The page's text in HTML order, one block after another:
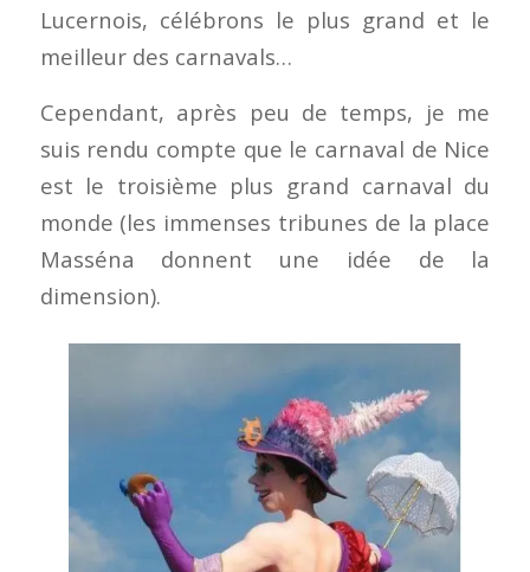
Lucernois, célébrons le plus grand et le
meilleur des carnavals…
Cependant, après peu de temps, je me
suis rendu compte que le carnaval de Nice
est le troisième plus grand carnaval du
monde (les immenses tribunes de la place
Masséna donnent une idée de la
dimension).